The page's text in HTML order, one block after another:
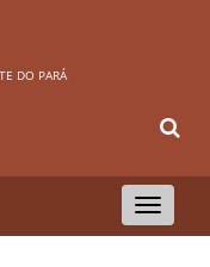
DO PARÁ
Toggle
navigation